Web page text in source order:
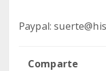
Paypal:
Comparte